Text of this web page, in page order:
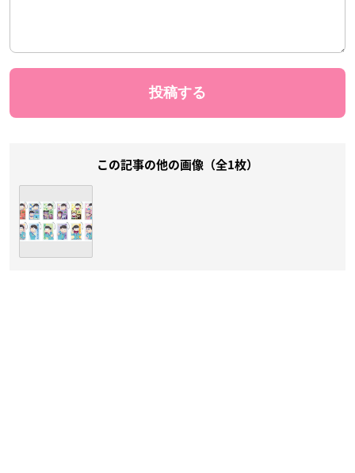
この記事の他の画像（全1枚）